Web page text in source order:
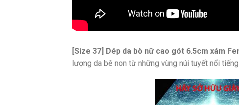
[Size 37] Dép da bò nữ cao gót 6.5cm xám
lượng da bê non từ những vùng núi tuyết nổi